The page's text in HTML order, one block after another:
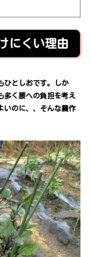
にくい理由
ひとしおです。しか
多く腰への負担を考え
いのに、、そんな農作